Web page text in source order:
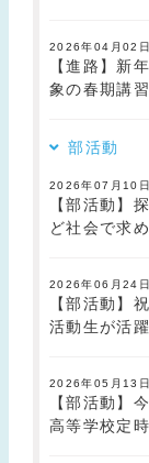
2026年04月02日
【進路】新
象の春期講
部活動
2026年07月10日
【部活動】
ど社会で求
2026年06月24日
【部活動】
活動生が活
2026年05月13日
【部活動】
高等学校定